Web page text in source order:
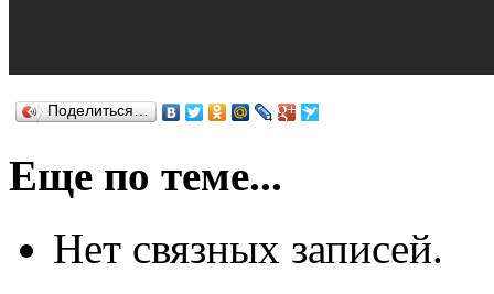
Поделиться…
Еще по теме...
Нет связных записей.